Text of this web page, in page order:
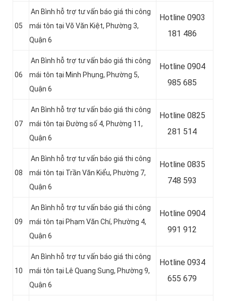
05
An Bình hỗ trợ tư vấn báo giá thi công
mái tôn tại Võ Văn Kiệt, Phường 3,
Quận 6
Hotline 0903
181 486
06
An Bình hỗ trợ tư vấn báo giá thi công
mái tôn tại Minh Phụng, Phường 5,
Quận 6
Hotline 0904
985 685
07
An Bình hỗ trợ tư vấn báo giá thi công
mái tôn tại Đường số 4, Phường 11,
Quận 6
Hotline 0825
281 514
08
An Bình hỗ trợ tư vấn báo giá thi công
mái tôn tại Trần Văn Kiểu, Phường 7,
Quận 6
Hotline 0835
748 593
09
An Bình hỗ trợ tư vấn báo giá thi công
mái tôn tại Phạm Văn Chí, Phường 4,
Quận 6
Hotline 0904
991 912
10
An Bình hỗ trợ tư vấn báo giá thi công
mái tôn tại Lê Quang Sung, Phường 9,
Quận 6
Hotline 0934
655 679